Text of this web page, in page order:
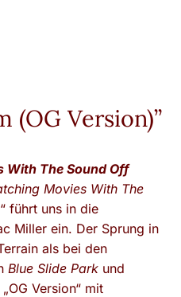
(OG Version)”
With The Sound Off
Movies With The
führt uns in die
Miller ein. Der Sprung in
als bei den
Blue Slide Park und
Version“ mit